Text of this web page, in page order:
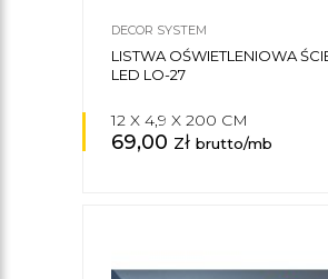
DECOR SYSTEM
LISTWA OŚWIETLENIOWA
LED LO-27
12 X 4,9 X 200 CM
69,00 zł brutto/mb